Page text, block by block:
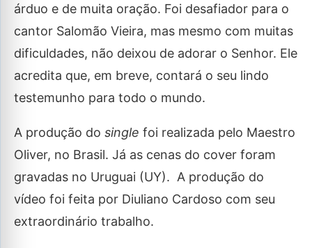
árduo e de muita oração. Foi desafiador para o
cantor Salomão Vieira, mas mesmo com muitas
dificuldades, não deixou de adorar o Senhor. Ele
acredita que, em breve, contará o seu lindo
testemunho para todo o mundo.
A produção do single foi realizada pelo Maestro
Oliver, no Brasil. Já as cenas do cover foram
gravadas no Uruguai (UY). A produção do
vídeo foi feita por Diuliano Cardoso com seu
extraordinário trabalho.